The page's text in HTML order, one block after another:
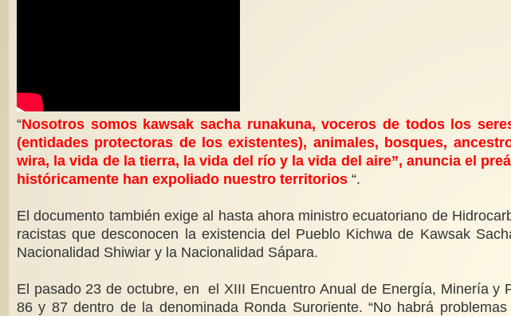
“Nosotros somos kawsak sacha runakuna, voceros de todos los
(entidades protectoras de los existentes), animales, bosques,
wira, la vida de la tierra, la vida del río y la vida del aire”, anuncia el
históricamente han expoliado nuestro territorios “.
El documento también exige al hasta ahora ministro ecuatoriano de
racistas que desconocen la existencia del Pueblo Kichwa de Kawsak
Nacionalidad Shiwiar y la Nacionalidad Sápara.
El pasado 23 de octubre, en el XIII Encuentro Anual de Energía, Minería
86 y 87 dentro de la denominada Ronda Suroriente. “No habrá